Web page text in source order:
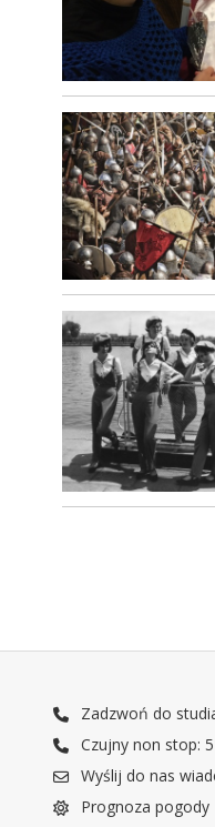
Zadzwoń do
Czujny non stop:
Wyślij do nas
Prognoza pogody